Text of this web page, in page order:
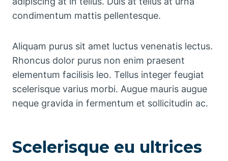
condimentum mattis pellentesque.
Aliquam purus sit amet luctus venenatis lectus.
Rhoncus dolor purus non enim praesent
elementum facilisis leo. Tellus integer feugiat
scelerisque varius morbi. Augue mauris augue
neque gravida in fermentum et sollicitudin ac.
Scelerisque eu ultrices